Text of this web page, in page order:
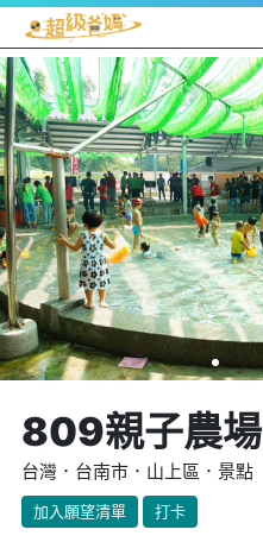
809親子農場
台灣．台南市．山上區．景點
加入願望清單 打卡